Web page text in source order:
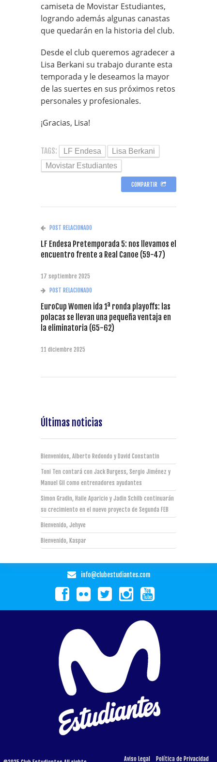
camiseta de Movistar Estudiantes,
logrando además algunas canastas
que quedarán en la historia del club.
Desde el club queremos agradecer a
Lisa Berkani su trabajo durante esta
temporada y le deseamos la mayor
de las suertes en sus próximos retos
personales y profesionales.
¡Gracias, Lisa!
TAGS: LF Endesa
Lisa Berkani
Movistar Estudiantes
COMPARTIR
POST RELACIONADO
LF Endesa Pretemporada 5: nos llevamos el
encuentro frente a Real Canoe (59-47)
17 septiembre 2025
POST RELACIONADO
EuroCup Women ida 1ª ronda playoffs: las
polacas se llevan una pequeña ventaja en
la eliminatoria (65-62)
11 diciembre 2025
Últimas noticias
Bienvenidos, Alberto Redondo y David Constantin
Toni Ten contará con Jack Burgess, Sergio Jiménez y
Manuel Gil como entrenadores ayudantes
Simon Gradin, Haile Aparicio y Jadin Schilb continuarán
su crecimiento en el nuevo proyecto de Segunda FEB
Bienvenido, Jehyve
Bienvenido, Kaspar
info@clubestudiantes.com
Aviso Legal Política de Privacidad